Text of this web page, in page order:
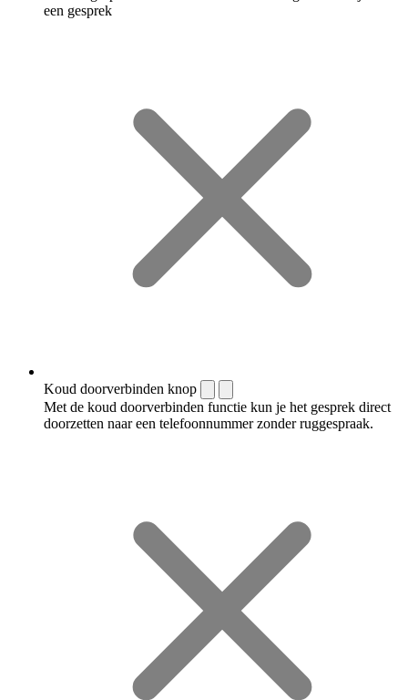
een gesprek
Koud doorverbinden knop
Met de koud doorverbinden functie kun je het gesprek direct
doorzetten naar een telefoonnummer zonder ruggespraak.